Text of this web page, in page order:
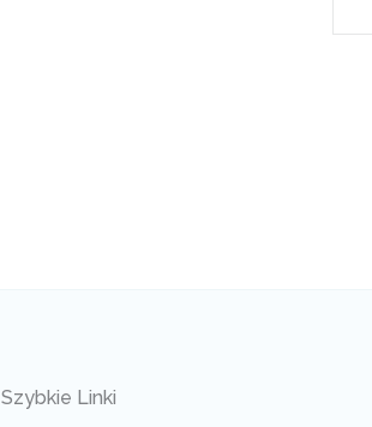
Szybkie Linki